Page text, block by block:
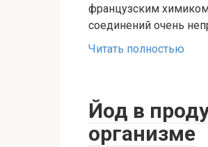
французским химиком
соединений очень
Читать полностью
Йод в
организме